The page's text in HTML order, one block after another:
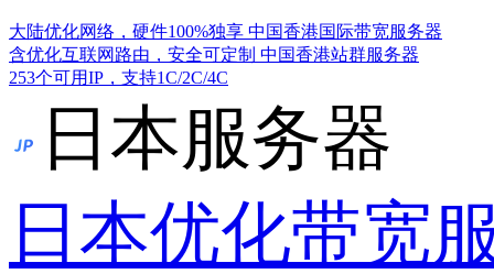
大陆优化网络，硬件100%独享 中国香港国际带宽服务器
含优化互联网路由，安全可定制 中国香港站群服务器
253个可用IP，支持1C/2C/4C
日本服务器
日本优化带宽